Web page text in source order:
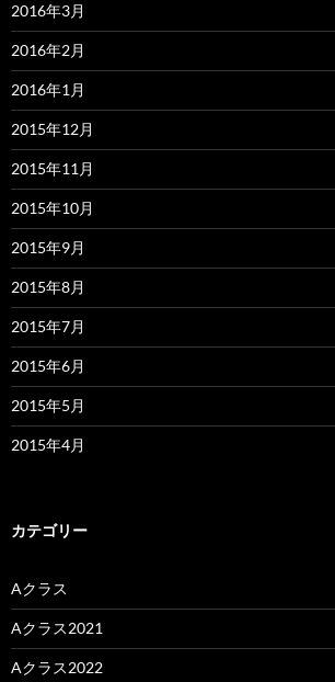
2016年3月
2016年2月
2016年1月
2015年12月
2015年11月
2015年10月
2015年9月
2015年8月
2015年7月
2015年6月
2015年5月
2015年4月
カテゴリー
Aクラス
Aクラス2021
Aクラス2022